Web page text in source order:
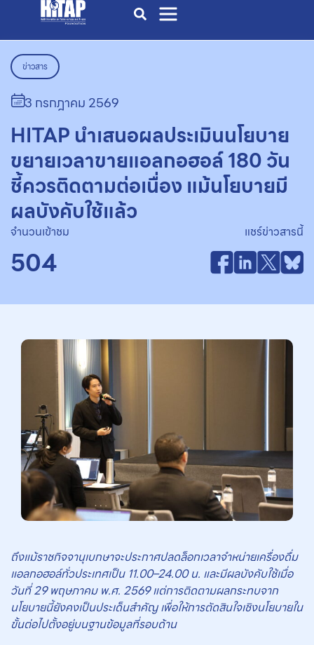
ข่าวสาร
3 กรกฎาคม 2569
HITAP นำเสนอผลประเมินนโยบาย
ขยายเวลาขายแอลกอฮอล์ 180 วัน
ชี้ควรติดตามต่อเนื่อง แม้นโยบายมี
ผลบังคับใช้แล้ว
จำนวนเข้าชม
504
แชร์ข่าวสารนี้
ถึงแม้ราชกิจจานุเบกษาจะประกาศปลดล็อกเวลาจำหน่ายเครื่องดื่ม
แอลกอฮอล์ทั่วประเทศเป็น 11.00–24.00 น. และมีผลบังคับใช้เมื่อ
วันที่ 29 พฤษภาคม พ.ศ. 2569 แต่การติดตามผลกระทบจาก
นโยบายนี้ยังคงเป็นประเด็นสำคัญเพื่อให้การตัดสินใจเชิงนโยบายใน
ขั้นต่อไปตั้งอยู่บนฐานข้อมูลที่รอบด้าน